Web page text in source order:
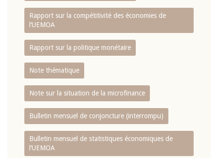
Rapport sur la compétitivité des économies de
l‘UEMOA
Rapport sur la politique monétaire
Note thématique
Note sur la situation de la microfinance
Bulletin mensuel de conjoncture (interrompu)
Bulletin mensuel de statistiques économiques de
l‘UEMOA